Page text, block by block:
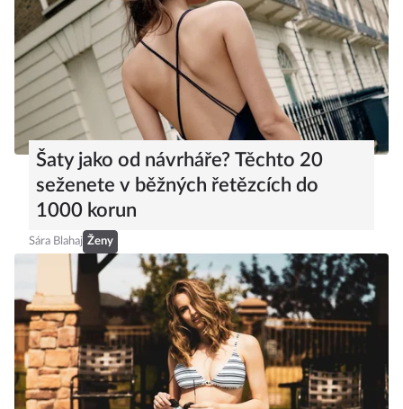
Šaty jako od návrháře? Těchto 20
seženete v běžných řetězcích do
1000 korun
Sára Blahaj Ženy